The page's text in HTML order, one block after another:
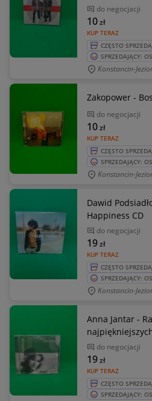
do negocjacji
KUP TERAZ
10zł
CZĘSTO
SPRZEDAJĄCY:
Konstancin-
Zakopower -
do negocjacji
KUP TERAZ
10zł
CZĘSTO
SPRZEDAJĄCY:
Konstancin-
Dawid
Happiness CD
do negocjacji
KUP TERAZ
19zł
CZĘSTO
SPRZEDAJĄCY:
Konstancin-
Anna Jantar -
do negocjacji
KUP TERAZ
19zł
CZĘSTO
SPRZEDAJĄCY: